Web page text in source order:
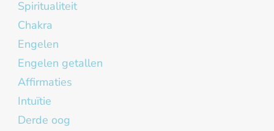
Spiritualiteit
Chakra
Engelen
Engelen getallen
Affirmaties
Intuïtie
Derde oog